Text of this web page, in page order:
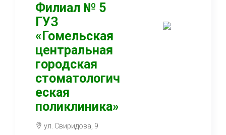
Филиал № 5
ГУЗ
«Гомельская
центральная
городская
стоматологич
еская
поликлиника»
ул. Свиридова, 9